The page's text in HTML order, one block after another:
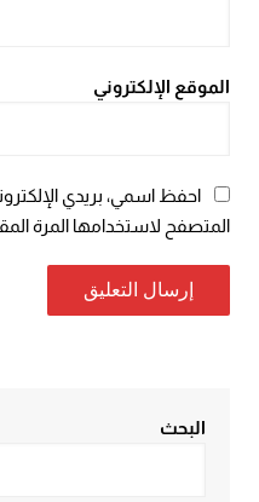
الموقع الإلكتروني
احفظ اسمي، بريدي
المتصفح لاستخدامها المرة
البحث